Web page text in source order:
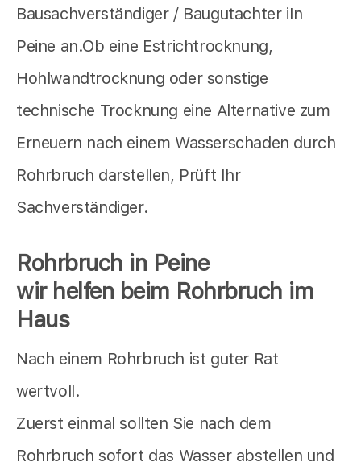
Bausachverständiger / Baugutachter iIn
Peine an.Ob eine Estrichtrocknung,
Hohlwandtrocknung oder sonstige
technische Trocknung eine Alternative zum
Erneuern nach einem Wasserschaden durch
Rohrbruch darstellen, Prüft Ihr
Sachverständiger.
Rohrbruch in Peine
wir helfen beim Rohrbruch im
Haus
Nach einem Rohrbruch ist guter Rat
wertvoll.
Zuerst einmal sollten Sie nach dem
Rohrbruch sofort das Wasser abstellen und